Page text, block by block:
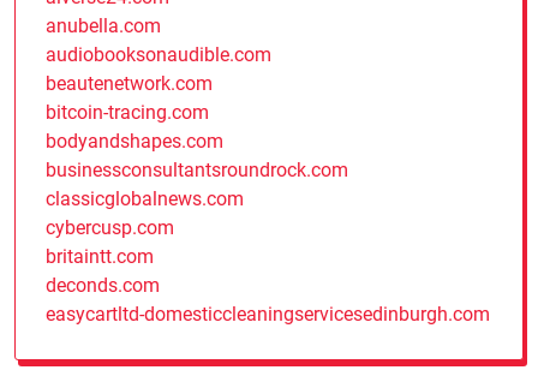
anubella.com
audiobooksonaudible.com
beautenetwork.com
bitcoin-tracing.com
bodyandshapes.com
businessconsultantsroundrock.com
classicglobalnews.com
cybercusp.com
britaintt.com
deconds.com
easycartltd-domesticcleaningservicesedinburgh.com